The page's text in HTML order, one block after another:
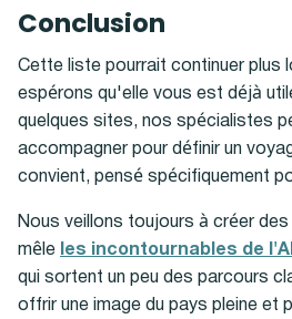
Conclusion
Cette liste pourrait continuer plus
espérons qu'elle vous est déjà
quelques sites, nos spécialistes
accompagner pour définir un
convient, pensé spécifiquement
Nous veillons toujours à créer
mêle
les incontournables de
qui sortent un peu des parcours
offrir une image du pays pleine et